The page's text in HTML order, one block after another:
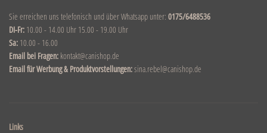
Sie erreichen uns telefonisch und über Whatsapp unter: 0175/6488536
DI-Fr: 10.00 - 14.00 Uhr 15.00 - 19.00 Uhr
Sa: 10.00 - 16.00
Email bei Fragen: kontakt@canishop.de
Email für Werbung & Produktvorstellungen:sina.rebel@canishop.de
Links